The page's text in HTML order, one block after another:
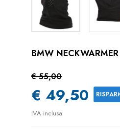
BMW
€ 55,00
€ 49,50
IVA inclusa